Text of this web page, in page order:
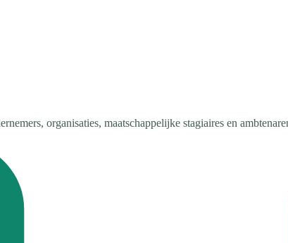
organisaties, maatschappelijke stagiaires en